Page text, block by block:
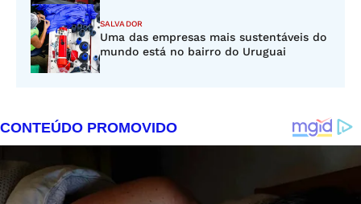
SALVADOR
Uma das empresas mais sustentáveis do
mundo está no bairro do Uruguai